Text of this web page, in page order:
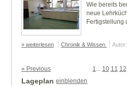
Wie bereits
neue
Fertigstellung
» weiterlesen Chronik & Wissen
« Previous 1... 10 11 12
Lageplan einblenden